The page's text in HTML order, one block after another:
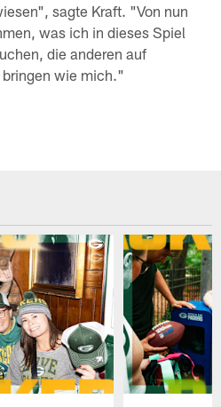
sagte Kraft. "Von nun
was ich in dieses Spiel
die anderen auf
wie mich."